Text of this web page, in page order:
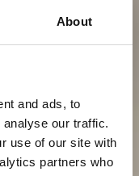
About
and ads, to
our traffic.
use of our site with
partners who